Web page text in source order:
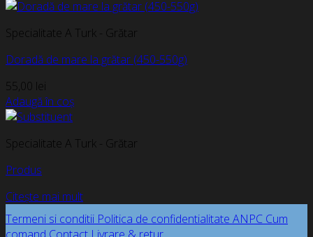
Specialitate A Turk - Grătar
Doradă de mare la grătar (450-550g)
55,00 lei
Adaugă în coș
Specialitate A Turk - Grătar
Produs
Citește mai mult
Termeni si conditii Politica de confidentialitate ANPC Cum